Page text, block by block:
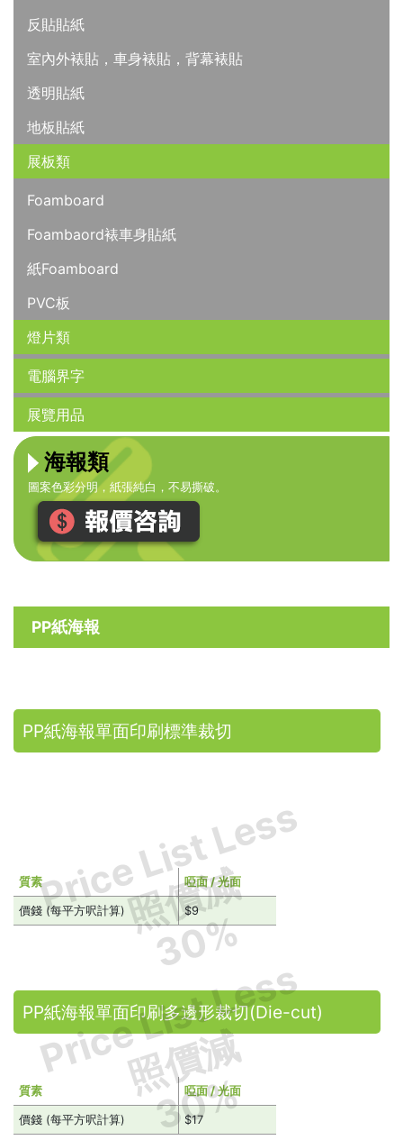
反貼貼紙
室內外裱貼，車身裱貼，背幕裱貼
透明貼紙
地板貼紙
展板類
Foamboard
Foambaord裱車身貼紙
紙Foamboard
PVC板
燈片類
電腦界字
展覽用品
海報類
圖案色彩分明，紙張純白，不易撕破。
PP紙海報
PP紙海報單面印刷標準裁切
Price List Less
照價減
30%
Price List Less
照價減
30%
質素 啞面 / 光面
價錢 (每平方呎計算) $9
PP紙海報單面印刷多邊形裁切(Die-cut)
質素 啞面 / 光面
價錢 (每平方呎計算) $17